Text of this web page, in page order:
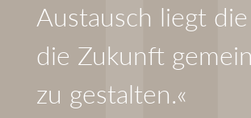
Austausch liegt
die Zukunft
zu gestalten.«